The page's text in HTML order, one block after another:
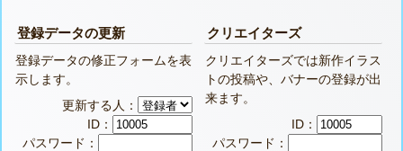
登録データの更新
登録データの修正フォームを表
示します。
更新する人：
ID：
パスワード：
クリエイターズ
クリエイターズでは新作イラス
トの投稿や、バナーの登録が出
来ます。
ID：
パスワード：